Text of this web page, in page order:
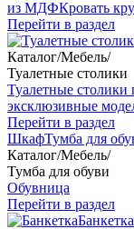
из МДФКровать
Перейти в раздел
Каталог/Мебель/
Туалетные столики
Туалетные
эксклюзивные
Перейти в раздел
ШкафТумба для
Каталог/Мебель/
Тумба для обуви
Обувница
Перейти в раздел
Банкетка